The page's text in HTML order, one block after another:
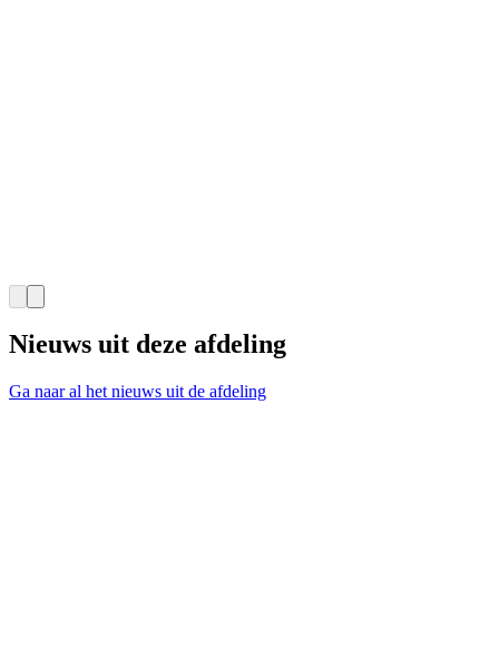
Nieuws uit deze afdeling
Ga naar al het nieuws uit de afdeling